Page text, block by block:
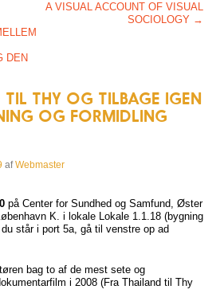
A VISUAL ACCOUNT OF VISUAL
SOCIOLOGY →
DEN
THY OG TILBAGE IGEN
OG FORMIDLING
afWebmaster
på Center for Sundhed og Samfund, Øster
K. i lokale Lokale 1.1.18 (bygning
står i port 5a, gå til venstre op ad
bag to af de mest sete og
i 2008 (Fra Thailand til Thy